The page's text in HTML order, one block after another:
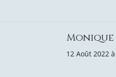
12 Août 2022